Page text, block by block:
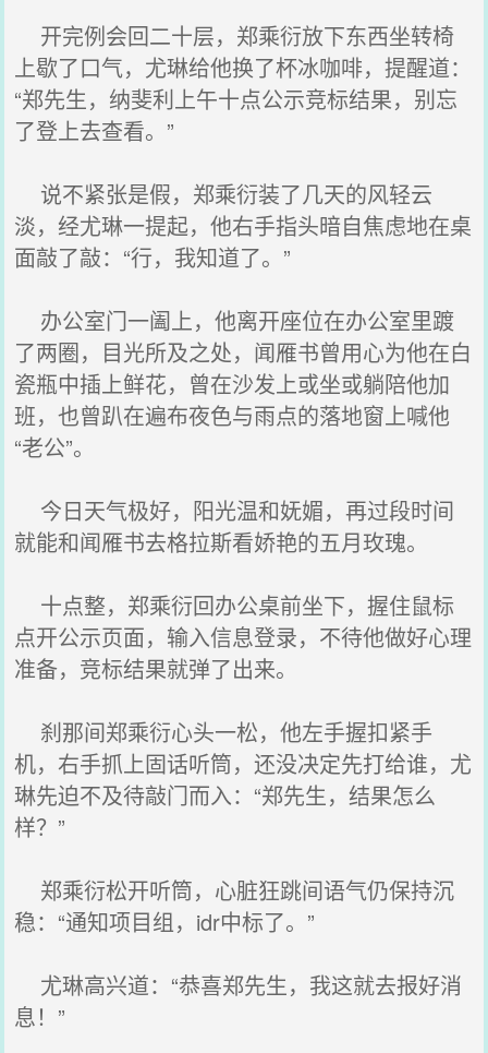
开完例会回二十层，郑乘衍放下东西坐转椅
上歇了口气，尤琳给他换了杯冰咖啡，提醒道：
“郑先生，纳斐利上午十点公示竞标结果，别忘
了登上去查看。”
说不紧张是假，郑乘衍装了几天的风轻云
淡，经尤琳一提起，他右手指头暗自焦虑地在桌
面敲了敲：“行，我知道了。”
办公室门一阖上，他离开座位在办公室里踱
了两圈，目光所及之处，闻雁书曾用心为他在白
瓷瓶中插上鲜花，曾在沙发上或坐或躺陪他加
班，也曾趴在遍布夜色与雨点的落地窗上喊他
“老公”。
今日天气极好，阳光温和妩媚，再过段时间
就能和闻雁书去格拉斯看娇艳的五月玫瑰。
十点整，郑乘衍回办公桌前坐下，握住鼠标
点开公示页面，输入信息登录，不待他做好心理
准备，竞标结果就弹了出来。
刹那间郑乘衍心头一松，他左手握扣紧手
机，右手抓上固话听筒，还没决定先打给谁，尤
琳先迫不及待敲门而入：“郑先生，结果怎么
样？”
郑乘衍松开听筒，心脏狂跳间语气仍保持沉
稳：“通知项目组，idr中标了。”
尤琳高兴道：“恭喜郑先生，我这就去报好消
息！”